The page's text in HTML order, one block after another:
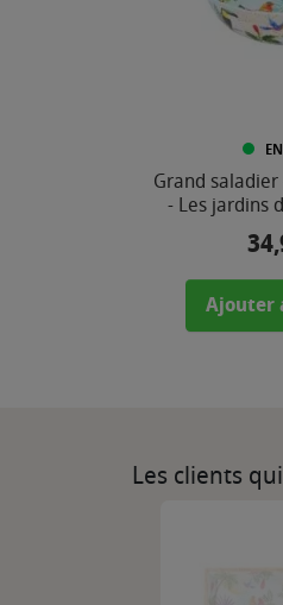
Grand saladier
- Les jardins
Prix
Ajouter
Les clients